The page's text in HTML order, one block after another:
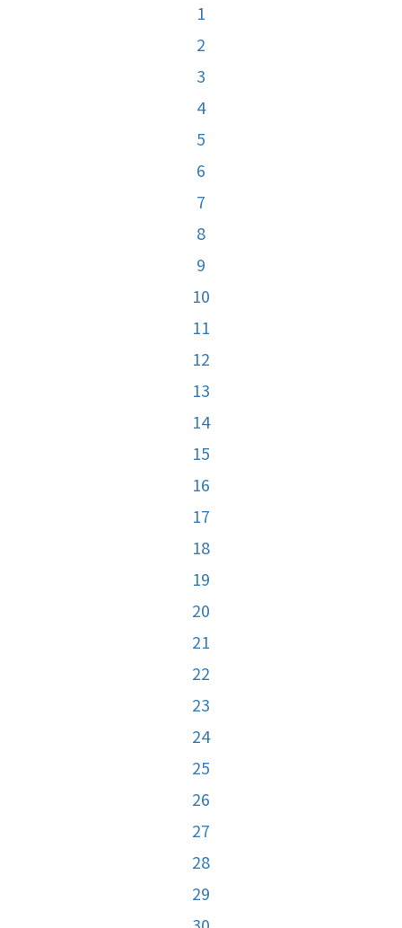
1
2
3
4
5
6
7
8
9
10
11
12
13
14
15
16
17
18
19
20
21
22
23
24
25
26
27
28
29